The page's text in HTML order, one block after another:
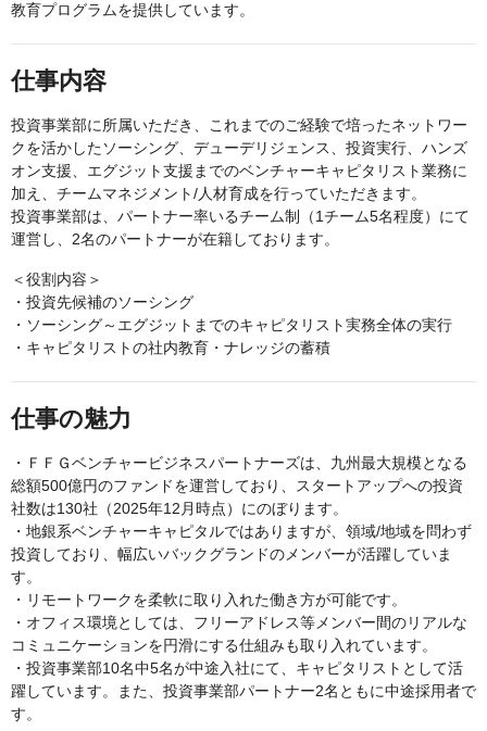
教育プログラムを提供しています。
仕事内容
投資事業部に所属いただき、これまでのご経験で培ったネットワー
クを活かしたソーシング、デューデリジェンス、投資実行、ハンズ
オン支援、エグジット支援までのベンチャーキャピタリスト業務に
加え、チームマネジメント/人材育成を行っていただきます。
投資事業部は、パートナー率いるチーム制（1チーム5名程度）にて
運営し、2名のパートナーが在籍しております。
＜役割内容＞
・投資先候補のソーシング
・ソーシング～エグジットまでのキャピタリスト実務全体の実行
・キャピタリストの社内教育・ナレッジの蓄積
仕事の魅力
・ＦＦＧベンチャービジネスパートナーズは、九州最大規模となる
総額500億円のファンドを運営しており、スタートアップへの投資
社数は130社（2025年12月時点）にのぼります。
・地銀系ベンチャーキャピタルではありますが、領域/地域を問わず
投資しており、幅広いバックグランドのメンバーが活躍していま
す。
・リモートワークを柔軟に取り入れた働き方が可能です。
・オフィス環境としては、フリーアドレス等メンバー間のリアルな
コミュニケーションを円滑にする仕組みも取り入れています。
・投資事業部10名中5名が中途入社にて、キャピタリストとして活
躍しています。また、投資事業部パートナー2名ともに中途採用者で
す。